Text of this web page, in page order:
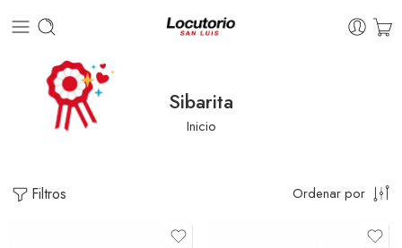
Sibarita
Inicio
Filtros Ordenar por